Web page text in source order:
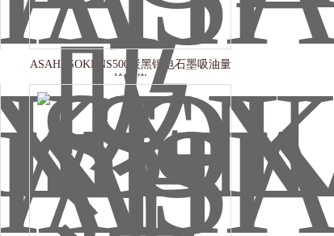
ASAHI SOKENS500炭黑锂电石墨吸油量
检测仪